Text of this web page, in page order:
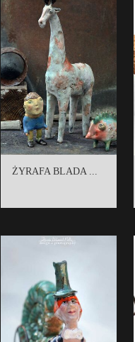
ŻYRAFA BLADA ...